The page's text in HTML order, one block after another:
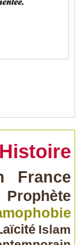
Histoire
France
Prophète
Islam